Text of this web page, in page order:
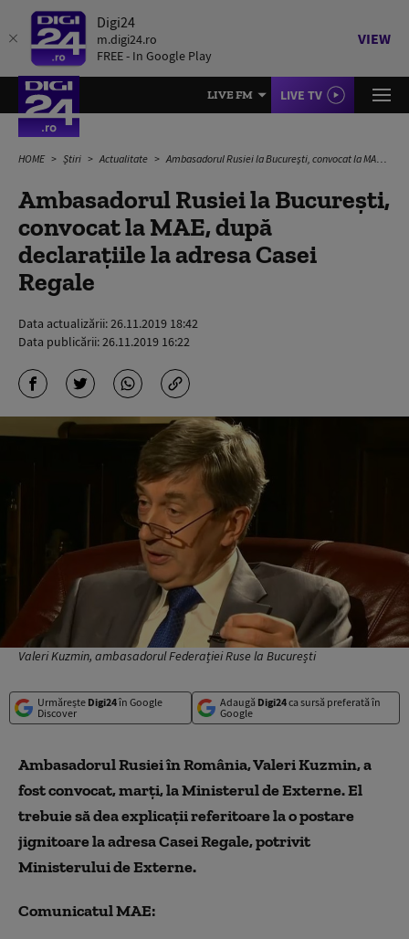
Digi24
m.digi24.ro
FREE - In Google Play
VIEW
LIVE FM LIVE TV
HOME Știri Actualitate Ambasadorul Rusiei la București, convocat la MAE, după declarațiile la adresa Casei Regale
Ambasadorul Rusiei la București,
convocat la MAE, după
declarațiile la adresa Casei
Regale
Data actualizării:26.11.2019 18:42
Data publicării:26.11.2019 16:22
Valeri Kuzmin, ambasadorul Federației Ruse la București
Urmărește Digi24în Google
Discover
Adaugă Digi24ca sursă preferată în
Google
Ambasadorul Rusiei în România, Valeri Kuzmin, a
fost convocat, marți, la MinisteruldeExterne.El
trebuie să deaexplicațiireferitoarela o postare
jignitoare la adresa Casei Regale,potrivit
Ministerului de Externe.
Comunicatul MAE: